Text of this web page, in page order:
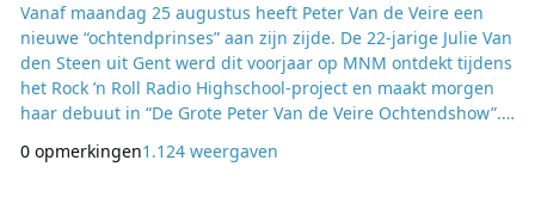
Vanaf maandag 25 augustus heeft Peter Van de Veire een
nieuwe “ochtendprinses” aan zijn zijde. De 22-jarige Julie Van
den Steen uit Gent werd dit voorjaar op MNM ontdekt tijdens
het Rock ’n Roll Radio Highschool-project en maakt morgen
haar debuut in “De Grote Peter Van de Veire Ochtendshow”.
voorjaar sloegen radiozender MNM en vijf Vlaamse
0 opmerkingen1.124 weergaven